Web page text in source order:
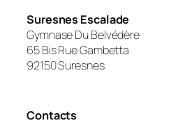
Suresnes Escalade
Gymnase Du Belvédère
65 Bis Rue Gambetta
92150 Suresnes
Contacts